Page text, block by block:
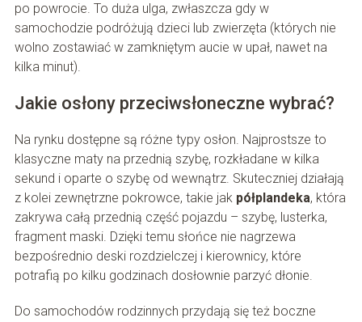
po powrocie. To duża ulga, zwłaszcza gdy w
samochodzie podróżują dzieci lub zwierzęta (których nie
wolno zostawiać w zamkniętym aucie w upał, nawet na
kilka minut).
Jakie osłony przeciwsłoneczne wybrać?
Na rynku dostępne są różne typy osłon. Najprostsze to
klasyczne maty na przednią szybę, rozkładane w kilka
sekund i oparte o szybę od wewnątrz. Skuteczniej działają
z kolei zewnętrzne pokrowce, takie jak półplandeka, która
zakrywa całą przednią część pojazdu – szybę, lusterka,
fragment maski. Dzięki temu słońce nie nagrzewa
bezpośrednio deski rozdzielczej i kierownicy, które
potrafią po kilku godzinach dosłownie parzyć dłonie.
Do samochodów rodzinnych przydają się też boczne